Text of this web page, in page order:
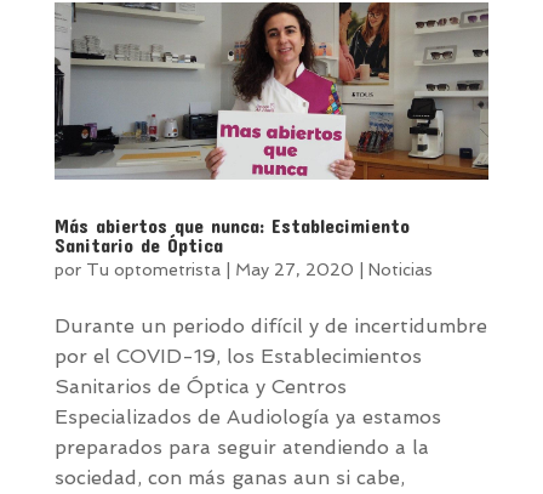
Más abiertos que nunca: Establecimiento
Sanitario de Óptica
por Tu optometrista| May 27, 2020 Noticias
Durante un periodo difícil y de incertidumbre
por el COVID-19, los Establecimientos
Sanitarios de Óptica y Centros
Especializados de Audiología ya estamos
preparados para seguir atendiendo a la
sociedad, con más ganas aun si cabe,